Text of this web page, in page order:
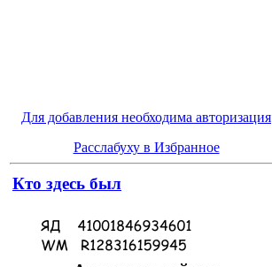
Для добавления необходима авторизация
Расслабуху в Избранное
Кто здесь был